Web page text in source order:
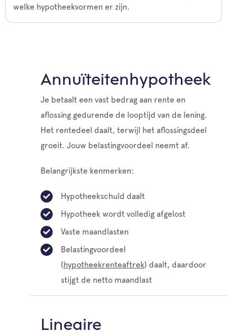
welke hypotheekvormen er zijn.
Annuïteitenhypotheek
Je betaalt een vast bedrag aan rente en
aflossing gedurende de looptijd van de lening.
Het rentedeel daalt, terwijl het aflossingsdeel
groeit. Jouw belastingvoordeel neemt af.
Belangrijkste kenmerken:
Hypotheekschuld daalt
Hypotheek wordt volledig afgelost
Vaste maandlasten
Belastingvoordeel
(hypotheekrenteaftrek) daalt, daardoor
stijgt de netto maandlast
Lineaire